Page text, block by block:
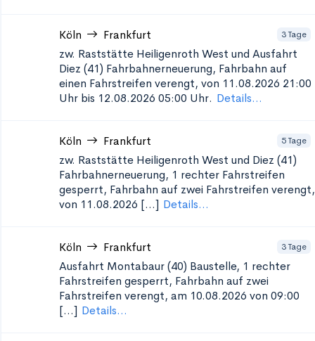
Köln Frankfurt 3 Tage
zw. Raststätte Heiligenroth West und Ausfahrt
Diez (41) Fahrbahnerneuerung, Fahrbahn auf
einen Fahrstreifen verengt, von 11.08.2026 21:00
Uhr bis 12.08.2026 05:00 Uhr. Details...
Köln Frankfurt 5 Tage
zw. Raststätte Heiligenroth West und Diez (41)
Fahrbahnerneuerung, 1 rechter Fahrstreifen
gesperrt, Fahrbahn auf zwei Fahrstreifen verengt,
von 11.08.2026 [...] Details...
Köln Frankfurt 3 Tage
Ausfahrt Montabaur (40) Baustelle, 1 rechter
Fahrstreifen gesperrt, Fahrbahn auf zwei
Fahrstreifen verengt, am 10.08.2026 von 09:00
[...] Details...